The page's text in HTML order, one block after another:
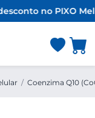
no PIXO
/ Coenzima Q10